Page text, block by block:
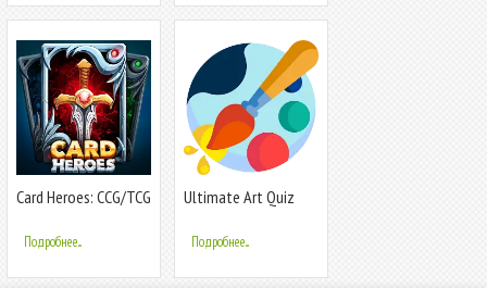
Card Heroes: CCG/TCG
Подробнее...
Ultimate Art Quiz
Подробнее...